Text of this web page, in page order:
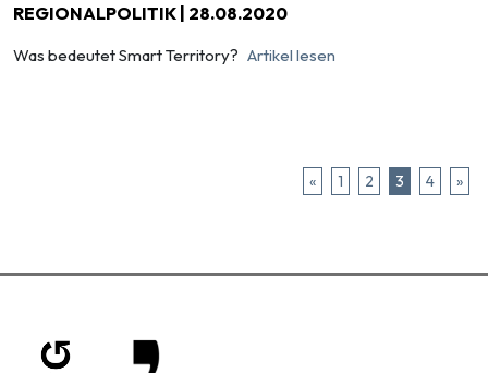
REGIONALPOLITIK | 28.08.2020
Was bedeutet Smart Territory? Artikel lesen
« 1 2 3 4 »